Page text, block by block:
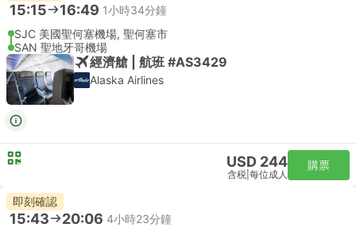
15:15 16:49 1小時34分鐘
SJC 美國聖何塞機場, 聖何塞市
SAN 聖地牙哥機場
經濟艙 | 航班 #AS3429
Alaska Airlines
USD 244
含税 每位成人
購票
即刻確認
15:43 20:06 4小時23分鐘